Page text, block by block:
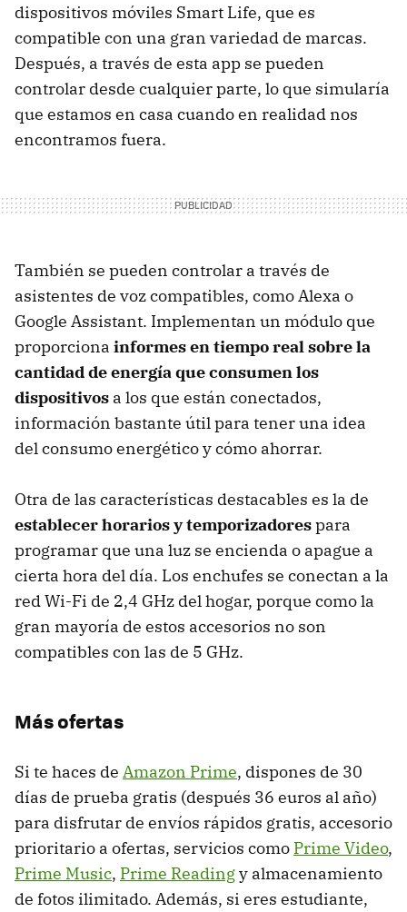
dispositivos móviles Smart Life, que es
compatible con una gran variedad de marcas.
Después, a través de esta app se pueden
controlar desde cualquier parte, lo que simularía
que estamos en casa cuando en realidad nos
encontramos fuera.
También se pueden controlar a través de
asistentes de voz compatibles, como Alexa o
Google Assistant. Implementan un módulo que
proporciona informes en tiempo real sobre la
cantidad de energía que consumen los
dispositivos a los que están conectados,
información bastante útil para tener una idea
del consumo energético y cómo ahorrar.
Otra de las características destacables es la de
establecer horarios y temporizadorespara
programar que una luz se encienda o apague a
cierta hora del día. Los enchufes se conectan a la
red Wi-Fi de 2,4 GHz del hogar, porque como la
gran mayoría de estos accesorios no son
compatibles con las de 5 GHz.
Más ofertas
Si te haces de Amazon Prime, dispones de 30
días de prueba gratis (después 36 euros al año)
para disfrutar de envíos rápidos gratis, accesorio
prioritario a ofertas, servicios como Prime Video,
Prime Music, Prime Readingy almacenamiento
de fotos ilimitado. Además, si eres estudiante,